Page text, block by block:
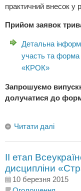
практичний внесок у
Прийом заявок
Детальна
участь та форма
«КРОК»
Запрошуємо
долучатися до
Читати далі
II етап
дисципліни
10 березня 2015